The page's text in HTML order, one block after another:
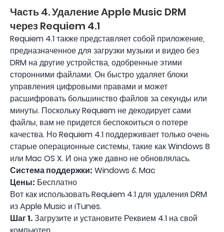
Часть 4. Удаление Apple Music DRM
через Requiem 4.1
Requiem 4.1 также представляет собой приложение,
предназначенное для загрузки музыки и видео без
DRM на другие устройства, одобренные этими
сторонними файлами. Он быстро удаляет блоки
управления цифровыми правами и может
расшифровать большинство файлов за секунды или
минуты. Поскольку Requiem не декодирует сами
файлы, вам не придется беспокоиться о потере
качества. Но Requiem 4.1 поддерживает только очень
старые операционные системы, такие как Windows 8
или Mac OS X. И она уже давно не обновлялась.
Система поддержки: Windows & Mac
Цены: Бесплатно
Вот как использовать Requiem 4.1 для удаления DRM
из Apple Music и iTunes.
Шаг 1.Загрузите и установите Реквием 4.1 на свой